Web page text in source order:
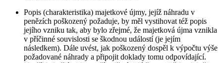
Popis (charakteristika) majetkové újmy, jejíž náhradu v
penězích poškozený požaduje, by měl vystihovat též popis
jejího vzniku tak, aby bylo zřejmé, že majetková újma vznikla
v příčinné souvislosti se škodnou událostí (je jejím
následkem). Dále uvést, jak poškozený dospěl k výpočtu výše
požadované náhrady a připojit doklady tomu odpovídající.